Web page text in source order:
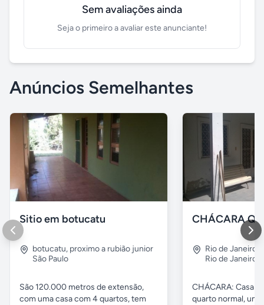
Sem avaliações ainda
Seja o primeiro a avaliar este anunciante!
Anúncios Semelhantes
Sitio em botucatu
botucatu, proximo a rubião junior
São Paulo
São 120.000 metros de extensão,
com uma casa com 4 quartos, tem
Rio de Janeiro
Rio de Janeiro
CHÁCARA: Casa
quarto normal,